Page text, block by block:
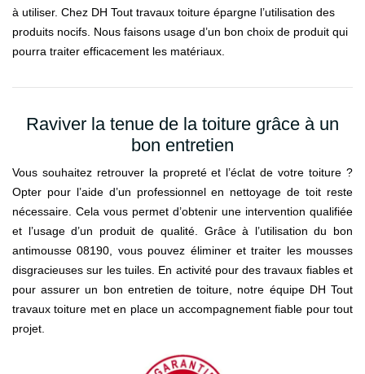
à utiliser. Chez DH Tout travaux toiture épargne l’utilisation des
produits nocifs. Nous faisons usage d’un bon choix de produit qui
pourra traiter efficacement les matériaux.
Raviver la tenue de la toiture grâce à un
bon entretien
Vous souhaitez retrouver la propreté et l’éclat de votre toiture ?
Opter pour l’aide d’un professionnel en nettoyage de toit reste
nécessaire. Cela vous permet d’obtenir une intervention qualifiée
et l’usage d’un produit de qualité. Grâce à l’utilisation du bon
antimousse 08190, vous pouvez éliminer et traiter les mousses
disgracieuses sur les tuiles. En activité pour des travaux fiables et
pour assurer un bon entretien de toiture, notre équipe DH Tout
travaux toiture met en place un accompagnement fiable pour tout
projet.